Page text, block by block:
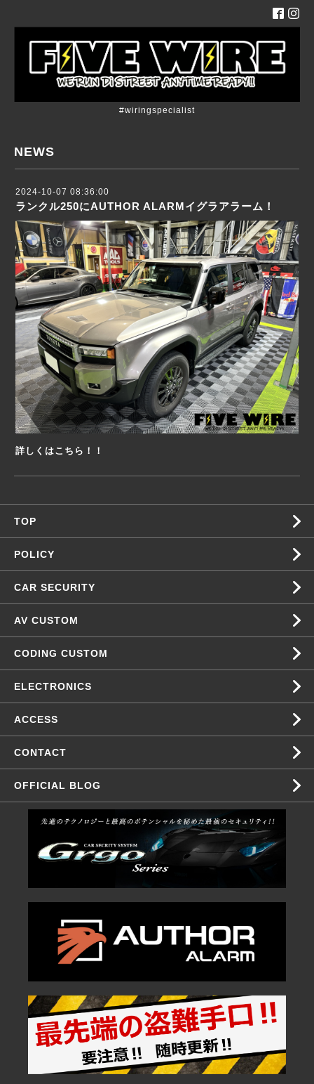
#wiringspecialist
NEWS
2024-10-07 08:36:00
ランクル250にAUTHOR ALARMイグラアラーム！
詳しくはこちら！！
TOP
POLICY
CAR SECURITY
AV CUSTOM
CODING CUSTOM
ELECTRONICS
ACCESS
CONTACT
OFFICIAL BLOG